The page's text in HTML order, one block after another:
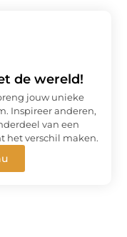
de wereld!
jouw unieke
Inspireer anderen,
van een
het verschil maken.